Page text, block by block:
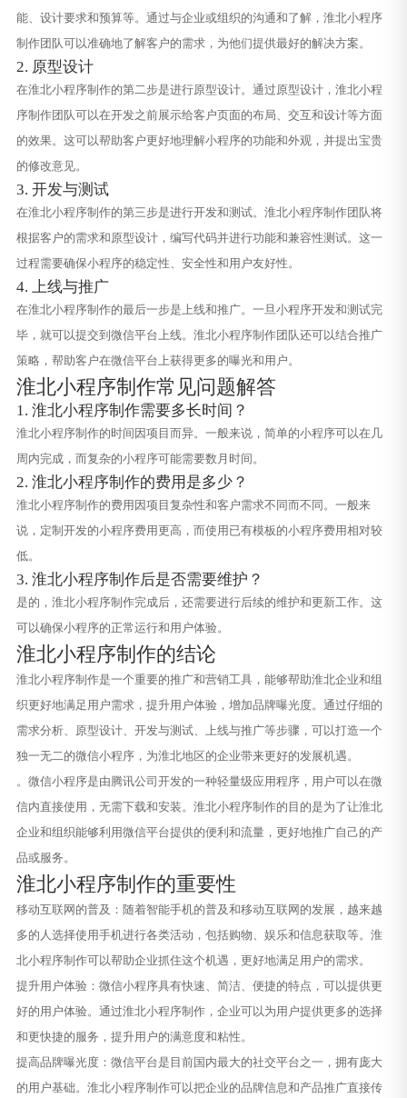
能、设计要求和预算等。通过与企业或组织的沟通和了解，淮北小程序
制作团队可以准确地了解客户的需求，为他们提供最好的解决方案。
2. 原型设计
在淮北小程序制作的第二步是进行原型设计。通过原型设计，淮北小程
序制作团队可以在开发之前展示给客户页面的布局、交互和设计等方面
的效果。这可以帮助客户更好地理解小程序的功能和外观，并提出宝贵
的修改意见。
3. 开发与测试
在淮北小程序制作的第三步是进行开发和测试。淮北小程序制作团队将
根据客户的需求和原型设计，编写代码并进行功能和兼容性测试。这一
过程需要确保小程序的稳定性、安全性和用户友好性。
4. 上线与推广
在淮北小程序制作的最后一步是上线和推广。一旦小程序开发和测试完
毕，就可以提交到微信平台上线。淮北小程序制作团队还可以结合推广
策略，帮助客户在微信平台上获得更多的曝光和用户。
淮北小程序制作常见问题解答
1. 淮北小程序制作需要多长时间？
淮北小程序制作的时间因项目而异。一般来说，简单的小程序可以在几
周内完成，而复杂的小程序可能需要数月时间。
2. 淮北小程序制作的费用是多少？
淮北小程序制作的费用因项目复杂性和客户需求不同而不同。一般来
说，定制开发的小程序费用更高，而使用已有模板的小程序费用相对较
低。
3. 淮北小程序制作后是否需要维护？
是的，淮北小程序制作完成后，还需要进行后续的维护和更新工作。这
可以确保小程序的正常运行和用户体验。
淮北小程序制作的结论
淮北小程序制作是一个重要的推广和营销工具，能够帮助淮北企业和组
织更好地满足用户需求，提升用户体验，增加品牌曝光度。通过仔细的
需求分析、原型设计、开发与测试、上线与推广等步骤，可以打造一个
独一无二的微信小程序，为淮北地区的企业带来更好的发展机遇。
。微信小程序是由腾讯公司开发的一种轻量级应用程序，用户可以在微
信内直接使用，无需下载和安装。淮北小程序制作的目的是为了让淮北
企业和组织能够利用微信平台提供的便利和流量，更好地推广自己的产
品或服务。
淮北小程序制作的重要性
移动互联网的普及：随着智能手机的普及和移动互联网的发展，越来越
多的人选择使用手机进行各类活动，包括购物、娱乐和信息获取等。淮
北小程序制作可以帮助企业抓住这个机遇，更好地满足用户的需求。
提升用户体验：微信小程序具有快速、简洁、便捷的特点，可以提供更
好的用户体验。通过淮北小程序制作，企业可以为用户提供更多的选择
和更快捷的服务，提升用户的满意度和粘性。
提高品牌曝光度：微信平台是目前国内最大的社交平台之一，拥有庞大
的用户基础。淮北小程序制作可以把企业的品牌信息和产品推广直接传